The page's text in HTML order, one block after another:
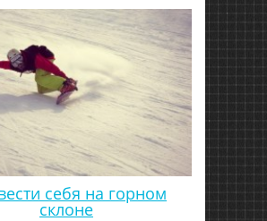
себя на горном
склоне